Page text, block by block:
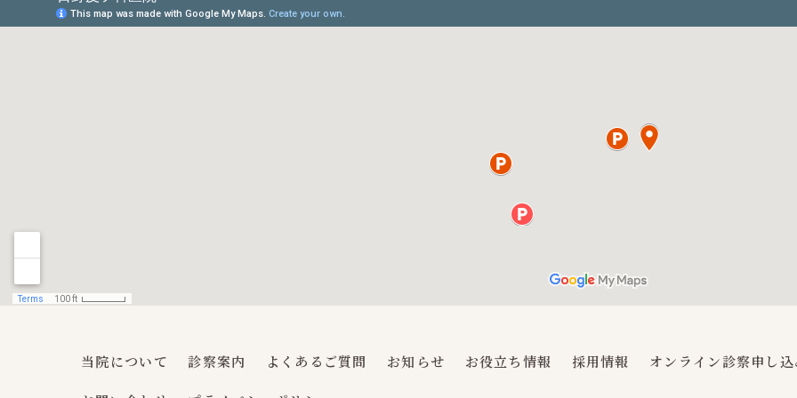
当院について 診察案内 よくあるご質問 お知らせ お役立ち情報 採用情報 オンライン診察申し込